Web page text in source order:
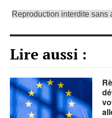
Reproduction interdite sans
Lire aussi :